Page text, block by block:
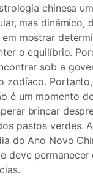
chinesa
mas dinâmico,
mostrar
o equilíbrio.
sob a
zodíaco.
é um momento
brincar
pastos verdes.
do Ano Novo
deve permanecer